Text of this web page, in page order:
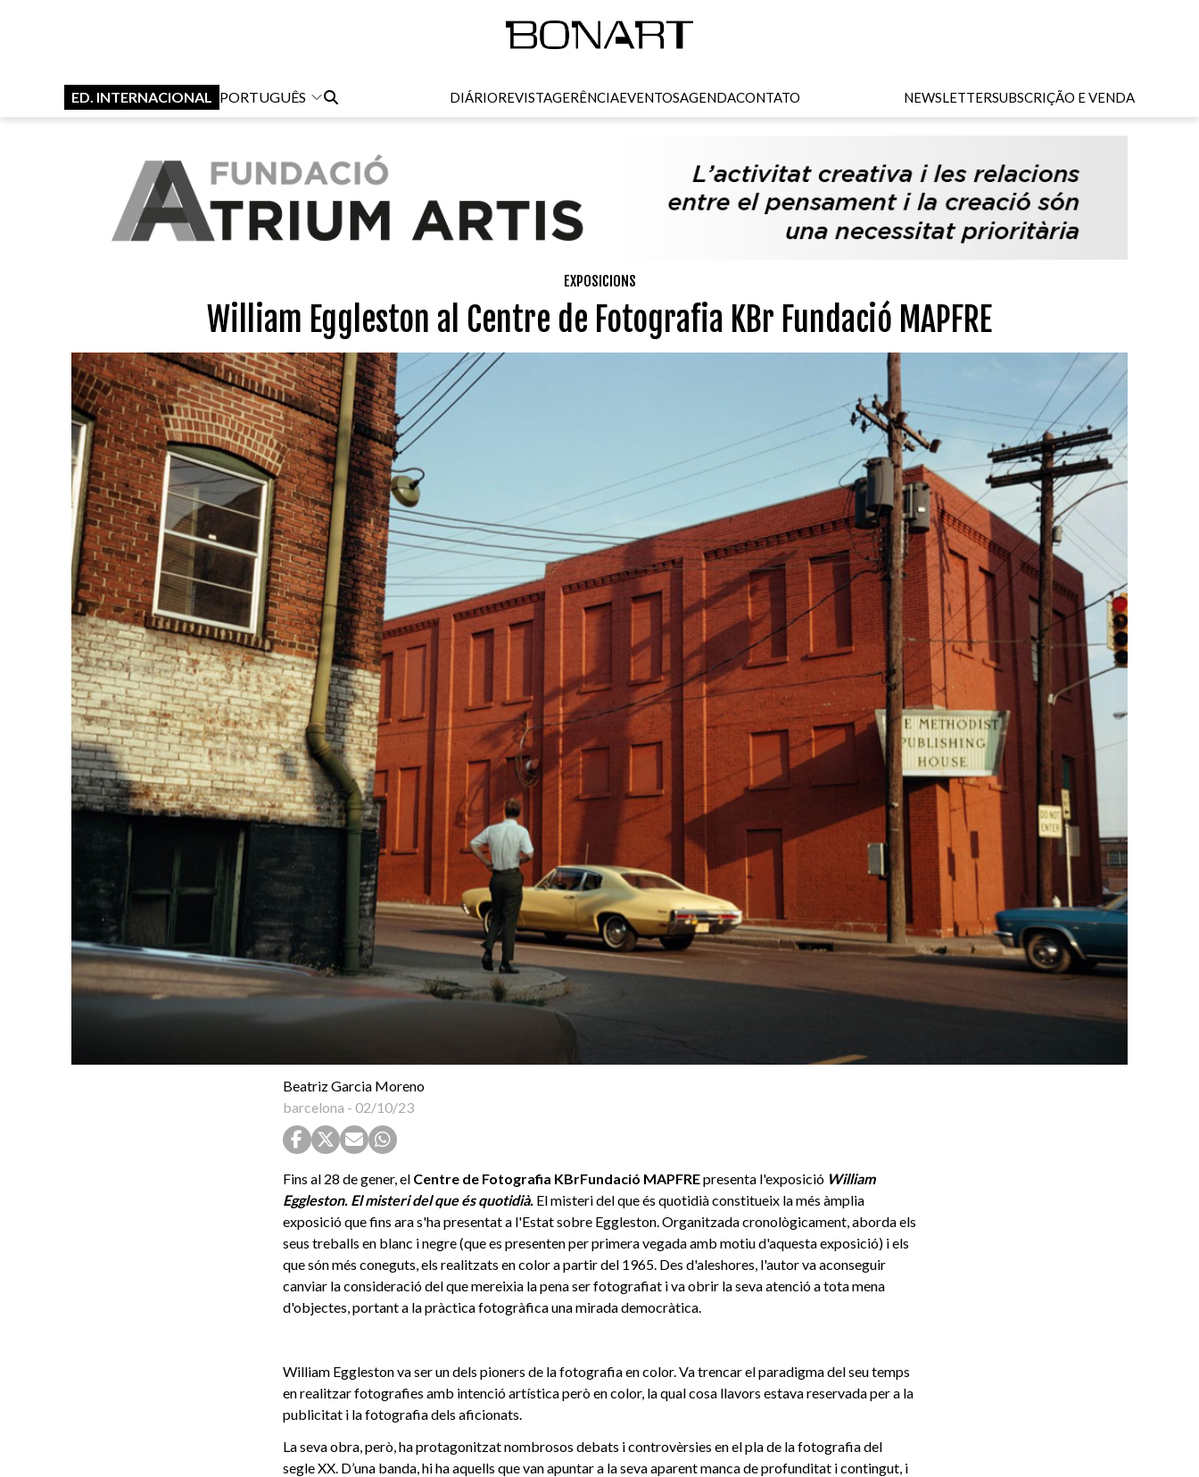
ED. INTERNACIONAL PORTUGUÊS DIÁRIOREVISTAGERÊNCIAEVENTOSAGENDACONTATO NEWSLETTERSUBSCRIÇÃO E VENDA
EXPOSICIONS
William Eggleston al Centre de Fotografia KBr Fundació MAPFRE
Beatriz Garcia Moreno
barcelona - 02/10/23
Fins al 28 de gener, el Centre de Fotografia KBrFundació MAPFREpresenta l'exposició William
Eggleston. El misteri del que és quotidià. El misteri del que és quotidià constitueix la més àmplia
exposició que fins ara s'ha presentat a l'Estat sobre Eggleston. Organitzada cronològicament, aborda els
seus treballs en blanc i negre (que es presenten per primera vegada amb motiu d'aquesta exposició) i els
que són més coneguts, els realitzats en color a partir del 1965. Des d'aleshores, l'autor va aconseguir
canviar la consideració del que mereixia la pena ser fotografiat i va obrir la seva atenció a tota mena
d'objectes, portant a la pràctica fotogràfica una mirada democràtica.
William Eggleston va ser un dels pioners de la fotografia en color. Va trencar el paradigma del seu temps
en realitzar fotografies amb intenció artística però en color, la qual cosa llavors estava reservada per a la
publicitat i la fotografia dels aficionats.
La seva obra, però, ha protagonitzat nombrosos debats i controvèrsies en el pla de la fotografia del
segle XX. D’una banda, hi ha aquells que van apuntar a la seva aparent manca de profunditat i contingut, i